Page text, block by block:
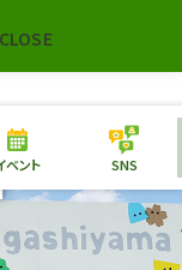
CLOSE
日の開園情報 チケ
MAP イベント
ベント SNS